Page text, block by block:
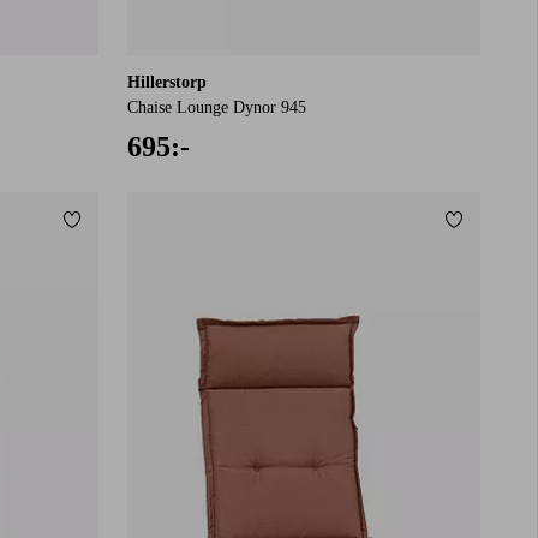
Hillerstorp
Chaise Lounge Dynor 945
695:-
Lägg till i favoriter Lägg till i